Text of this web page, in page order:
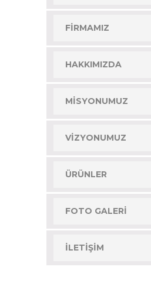
FIRMAMIZ
HAKKIMIZDA
MISYONUMUZ
VIZYONUMUZ
ÜRÜNLER
FOTO GALERI
İLETIŞIM